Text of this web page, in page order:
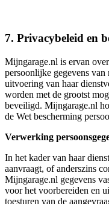
7. Privacybeleid en
Mijngarage.nl is ervan
persoonlijke gegevens
uitvoering van haar
worden met de grootst
beveiligd. Mijngarage.nl
de Wet bescherming
Verwerking
In het kader van haar
aanvraagt, of anderszins
Mijngarage.nl gegevens
voor het voorbereiden en
toesturen van de